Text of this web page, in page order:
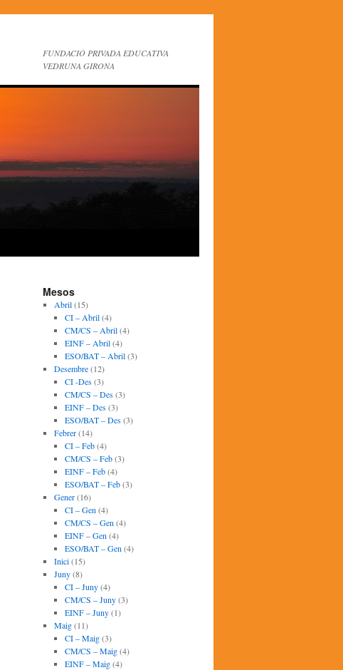
FUNDACIÓ PRIVADA EDUCATIVA
VEDRUNA GIRONA
Mesos
Abril(15)
CI – Abril(4)
CM/CS – Abril(4)
EINF – Abril(4)
ESO/BAT – Abril(3)
Desembre(12)
CI -Des(3)
CM/CS – Des(3)
EINF – Des(3)
ESO/BAT – Des(3)
Febrer(14)
CI – Feb(4)
CM/CS – Feb(3)
EINF – Feb(4)
ESO/BAT – Feb(3)
Gener(16)
CI – Gen (4)
CM/CS – Gen (4)
EINF – Gen (4)
ESO/BAT – Gen (4)
Inici(15)
Juny(8)
CI – Juny(4)
CM/CS – Juny(3)
EINF – Juny(1)
Maig(11)
CI – Maig(3)
CM/CS – Maig(4)
EINF – Maig(4)